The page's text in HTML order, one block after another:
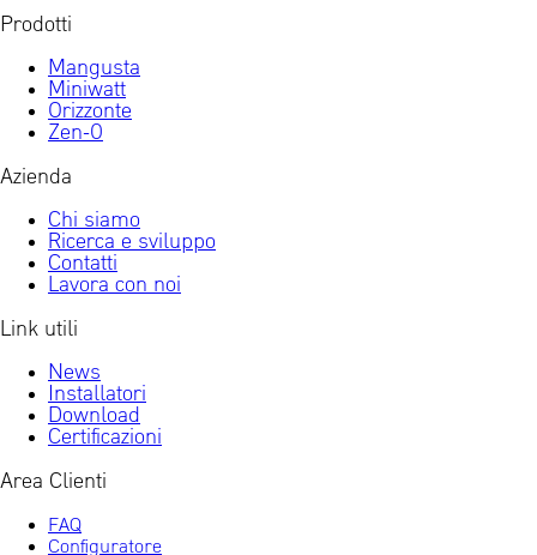
Prodotti
Mangusta
Miniwatt
Orizzonte
Zen-0
Azienda
Chi siamo
Ricerca e sviluppo
Contatti
Lavora con noi
Link utili
News
Installatori
Download
Certificazioni
Area Clienti
FAQ
Configuratore